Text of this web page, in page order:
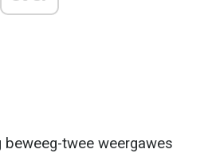
beweeg-twee weergawes